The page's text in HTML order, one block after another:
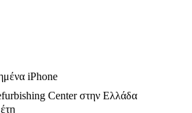
iPhone
Center στην Ελλάδα